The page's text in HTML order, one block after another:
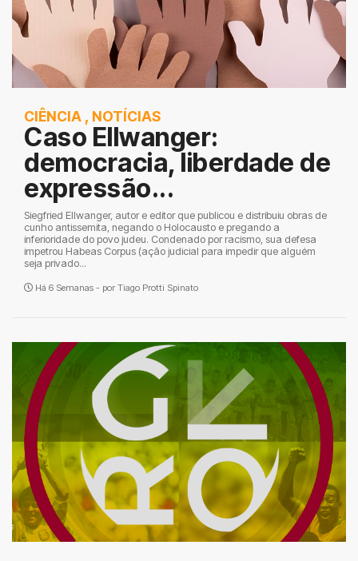
CIÊNCIA , NOTÍCIAS
Caso Ellwanger:
democracia, liberdade de
expressão...
Siegfried Ellwanger, autor e editor que publicou e distribuiu obras de
cunho antissemita, negando o Holocausto e pregando a
inferioridade do povo judeu. Condenado por racismo, sua defesa
impetrou Habeas Corpus (ação judicial para impedir que alguém
seja privado...
Há 6 Semanas - por Tiago Protti Spinato